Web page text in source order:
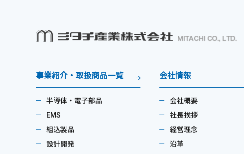
事業紹介・取扱商品一覧
半導体・電子部品
EMS
組込製品
設計開発
会社情報
会社概要
社長挨拶
経営理念
沿革